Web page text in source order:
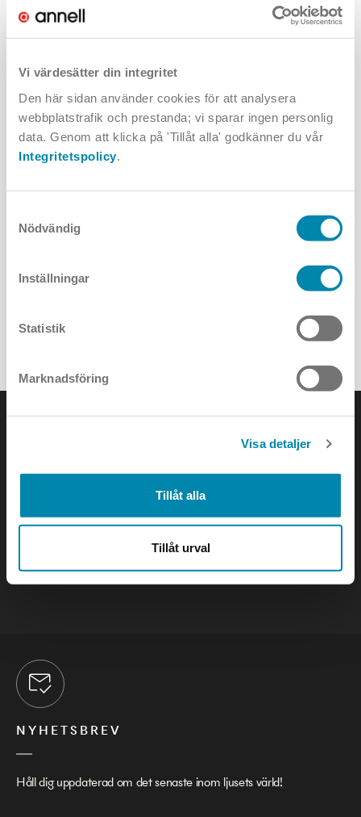
Vi värdesätter din integritet
Den här sidan använder cookies för att analysera
webbplatstrafik och prestanda; vi sparar ingen personlig
data. Genom att klicka på 'Tillåt alla' godkänner du vår
Integritetspolicy.
Nödvändig
Inställningar
Statistik
Marknadsföring
Visa detaljer
Tillåt alla
Tillåt urval
Jim har de senaste tjugo åren varit en framstående förespråkare för
företaget även byggt upp de svenska verksamheterna inom
ljusdesign för WSP och AFRY (Light Bureau).
bakom mig men jag är samtidigt övertygad om att jag kan fortsätta
verka för god ljusmiljö och ljusdesigners ställning tillsammans med
ALLA NYHETER
info@annell.se
tel:08-442 90 00
NYHETSBREV
Håll dig uppdaterad om det senaste inom ljusets värld!